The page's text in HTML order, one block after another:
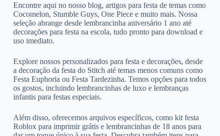
Encontre aqui no nosso blog, artigos para festa de temas como
Cocomelon, Stumble Guys, One Piece e muito mais. Nossa
seleção abrange desde lembrancinha aniversário 1 ano até
decorações para festa na escola, tudo pronto para download e
uso imediato.
Explore nossos personalizados para festa e decorações, desde
a decoração da festa do Stitch até temas menos comuns como
Festa Euphoria ou Festa Tardezinha. Temos opções para todos
os gostos, incluindo lembrancinhas de luxo e lembranças
infantis para festas especiais.
Além disso, oferecemos arquivos específicos, como kit festa
Roblox para imprimir grátis e lembrancinhas de 18 anos para